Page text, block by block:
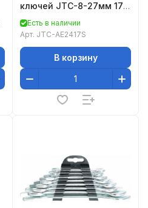
ключей JTC-8-27мм 17
предметов 1-AE2417S
Есть в наличии
Арт. JTC-AE2417S
В корзину